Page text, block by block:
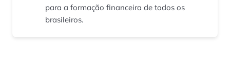
para a formação financeira de todos os
brasileiros.